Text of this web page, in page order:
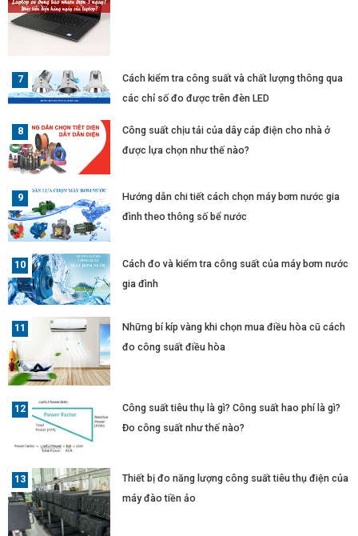
Cách kiểm tra công suất và chất lượng thông qua
các chỉ số đo được trên đèn LED
Công suất chịu tải của dây cáp điện cho nhà ở
được lựa chọn như thế nào?
Hướng dẫn chi tiết cách chọn máy bơm nước gia
đình theo thông số bể nước
Cách đo và kiểm tra công suất của máy bơm nước
gia đình
Những bí kíp vàng khi chọn mua điều hòa cũ cách
đo công suất điều hòa
Công suất tiêu thụ là gì? Công suất hao phí là gì?
Đo công suất như thế nào?
Thiết bị đo năng lượng công suất tiêu thụ điện của
máy đào tiền ảo